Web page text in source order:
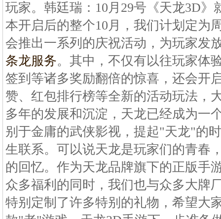
玩家。韩廷瑞：10月29号《天龙3D》
本开启后的整个10月，我们计划定为
会推出一系列的庆祝活动，为玩家发
条龙服务。其中，不仅有以往玩家体
签到等诸多奖励翻倍的惊喜，还会开
赞、红包排行榜等全新的活动玩法，
多年的发展和沉淀，天龙已经成为一
别于金庸的武侠影视，提起"天龙"的
生联系。可以说天龙是玩家们的青春
的回忆。作为天龙品牌旗下的正版手
众多福利的同时，我们也与众多大牌
特别定制了许多特别的礼物，希望大